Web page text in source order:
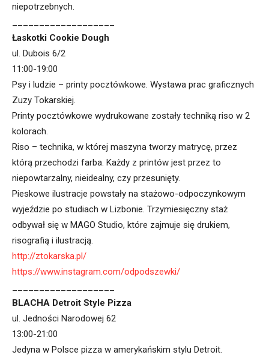
niepotrzebnych.
Łaskotki Cookie Dough
ul. Dubois 6/2
11:00-19:00
Psy i ludzie – printy pocztówkowe. Wystawa prac graficznych
Zuzy Tokarskiej.
Printy pocztówkowe wydrukowane zostały techniką riso w 2
kolorach.
Riso – technika, w której maszyna tworzy matrycę, przez
którą przechodzi farba. Każdy z printów jest przez to
niepowtarzalny, nieidealny, czy przesunięty.
Pieskowe ilustracje powstały na stażowo-odpoczynkowym
wyjeździe po studiach w Lizbonie. Trzymiesięczny staż
odbywał się w MAGO Studio, które zajmuje się drukiem,
risografią i ilustracją.
http://ztokarska.pl/
https://www.instagram.com/odpodszewki/
BLACHA Detroit Style Pizza
ul. Jedności Narodowej 62
13:00-21:00
Jedyna w Polsce pizza w amerykańskim stylu Detroit.